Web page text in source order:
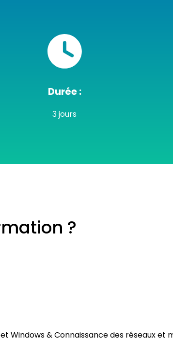
Durée :
3 jours
?
Windows & Connaissance des réseaux et